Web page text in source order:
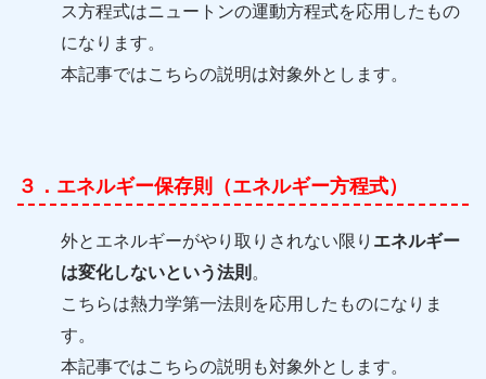
ス方程式はニュートンの運動方程式を応用したもの
になります。
本記事ではこちらの説明は対象外とします。
３．エネルギー保存則（エネルギー方程式）
外とエネルギーがやり取りされない限り エネルギー
は変化しないという法則 。
こちらは熱力学第一法則を応用したものになりま
す。
本記事ではこちらの説明も対象外とします。